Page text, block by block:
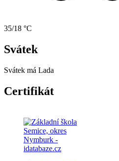
35/18 °C
Svátek
Svátek má Lada
Certifikát